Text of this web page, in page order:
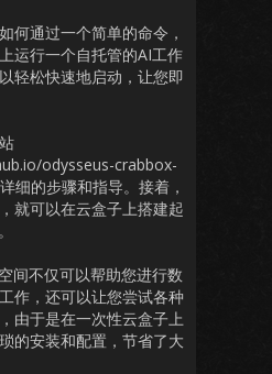
何通过一个简单的命令，
运行一个自托管的AI工作
轻松快速地启动，让您即
odysseus-crabbox-
细的步骤和指导。接着，
就可以在云盒子上搭建起
间不仅可以帮助您进行数
作，还可以让您尝试各种
由于是在一次性云盒子上
的安装和配置，节省了大